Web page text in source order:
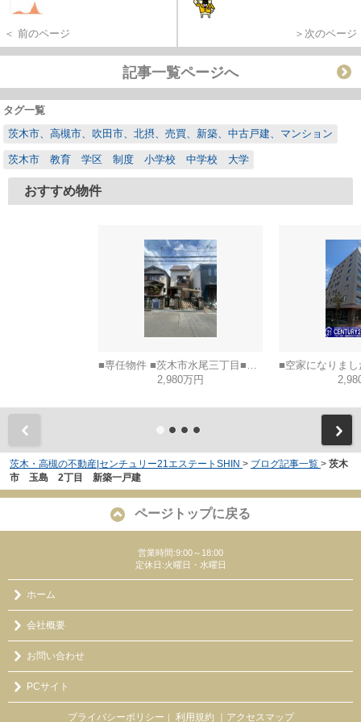
＜ 前のページ ＞次のページ
記事一覧ページへ
タグ一覧
茨木市、高槻市、吹田市、北摂、売買、新築、中古戸建、マンション
茨木市 教育 学区 制度 小学校 中学校 大学
おすすめ物件
2,980万円
茨木・高槻の不動産|センチュリー21エステートSHIN > ブログ記事一覧 > 茨木
市 玉島 2丁目 新築一戸建
ページトップに戻る
営業時間:9:00～18:00
定休日:火曜日・水曜日
ホーム
会社概要
お問い合わせ
PCサイト
プライバシーポリシー ｜ 利用規約 ｜アクセスマップ